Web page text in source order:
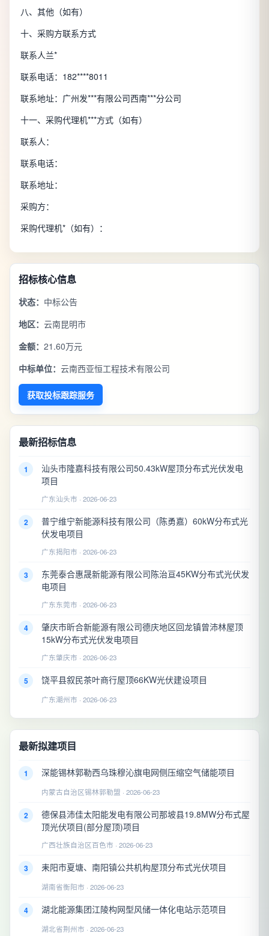
八、其他（如有）
十、采购方联系方式
联系人兰*
联系电话：182****8011
联系地址：广州发***有限公司西南***分公司
十一、采购代理机***方式（如有）
联系人：
联系电话：
联系地址：
采购方：
采购代理机*（如有）：
招标核心信息
状态： 中标公告
地区： 云南昆明市
金额： 21.60万元
中标单位： 云南西亚恒工程技术有限公司
获取投标跟踪服务
最新招标信息
1
汕头市隆嘉科技有限公司50.43kW屋顶分布式光伏发电
项目
广东汕头市 · 2026-06-23
2
普宁维宁新能源科技有限公司（陈勇嘉）60kW分布式光
伏发电项目
广东揭阳市 · 2026-06-23
3
东莞泰合惠晟新能源有限公司陈治亘45KW分布式光伏发
电项目
广东东莞市 · 2026-06-23
4
肇庆市昕合新能源有限公司德庆地区回龙镇曾沛林屋顶
15kW分布式光伏发电项目
广东肇庆市 · 2026-06-23
5 饶平县叙民茶叶商行屋顶66KW光伏建设项目
广东潮州市 · 2026-06-23
最新拟建项目
1 深能锡林郭勒西乌珠穆沁旗电网侧压缩空气储能项目
内蒙古自治区锡林郭勒盟 · 2026-06-23
2
德保县沛佳太阳能发电有限公司那坡县19.8MW分布式屋
顶光伏项目(部分屋顶)项目
广西壮族自治区百色市 · 2026-06-23
3 耒阳市夏塘、南阳镇公共机构屋顶分布式光伏项目
湖南省衡阳市 · 2026-06-23
4 湖北能源集团江陵构网型风储一体化电站示范项目
湖北省荆州市 · 2026-06-23